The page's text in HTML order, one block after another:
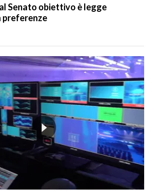
Senato obiettivo è legge